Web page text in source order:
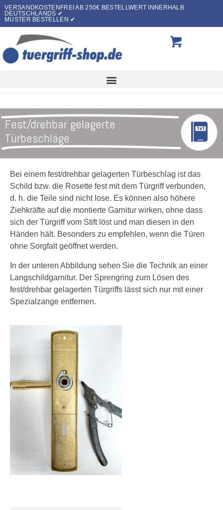
VERSANDKOSTENFREI AB 250€ BESTELLWERT INNERHALB
DEUTSCHLANDS ✔
MUSTER BESTELLEN ✔
Fest/drehbar gelagerte
Türbeschläge
Bei einem fest/drehbar gelagerten Türbeschlag ist das
Schild bzw. die Rosette fest mit dem Türgriff verbunden,
d. h. die Teile sind nicht lose. Es können also höhere
Ziehkräfte auf die montierte Garnitur wirken, ohne dass
sich der Türgriff vom Stift löst und man diesen in den
Händen hält. Besonders zu empfehlen, wenn die Türen
ohne Sorgfalt geöffnet werden.
In der unteren Abbildung sehen Sie die Technik an einer
Langschildgarnitur. Der Sprengring zum Lösen des
fest/drehbar gelagerten Türgriffs lässt sich nur mit einer
Spezialzange entfernen.